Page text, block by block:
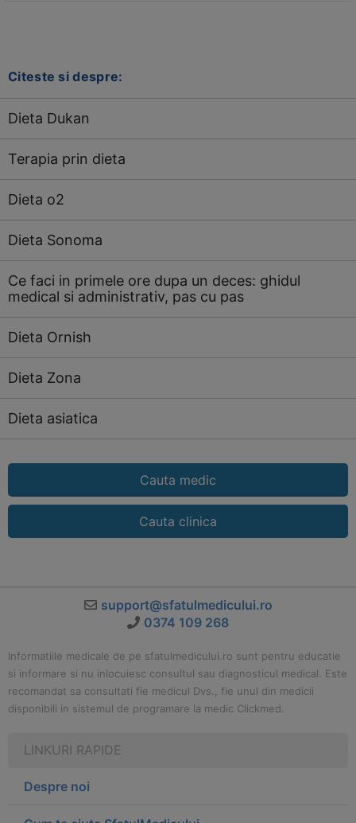
Citeste si despre:
Dieta Dukan
Terapia prin dieta
Dieta o2
Dieta Sonoma
Ce faci in primele ore dupa un deces: ghidul
medical si administrativ, pas cu pas
Dieta Ornish
Dieta Zona
Dieta asiatica
Cauta medic
Cauta clinica
support@sfatulmedicului.ro
0374 109 268
Informatiile medicale de pe sfatulmedicului.ro sunt pentru educatie
si informare si nu inlocuiesc consultul sau diagnosticul medical. Este
recomandat sa consultati fie medicul Dvs., fie unul din medicii
disponibili in sistemul de programare la medic Clickmed.
LINKURI RAPIDE
Despre noi